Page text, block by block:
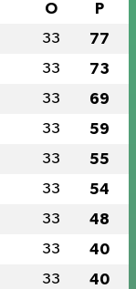
O P
33 77
33 73
33 69
33 59
33 55
33 54
33 48
33 40
33 40